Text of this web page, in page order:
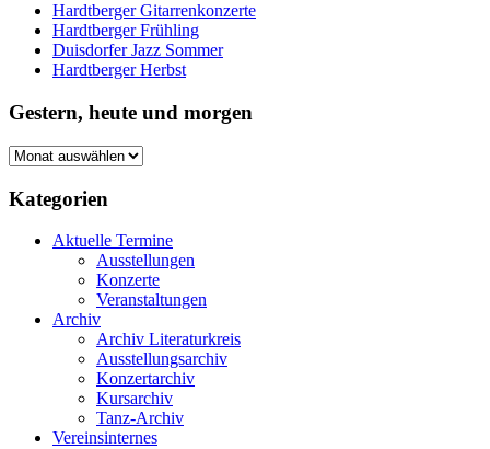
Hardtberger Gitarrenkonzerte
Hardtberger Frühling
Duisdorfer Jazz Sommer
Hardtberger Herbst
Gestern, heute und morgen
Gestern,
und
morgen
Kategorien
Aktuelle Termine
Ausstellungen
Konzerte
Veranstaltungen
Archiv
Archiv Literaturkreis
Ausstellungsarchiv
Konzertarchiv
Kursarchiv
Tanz-Archiv
Vereinsinternes